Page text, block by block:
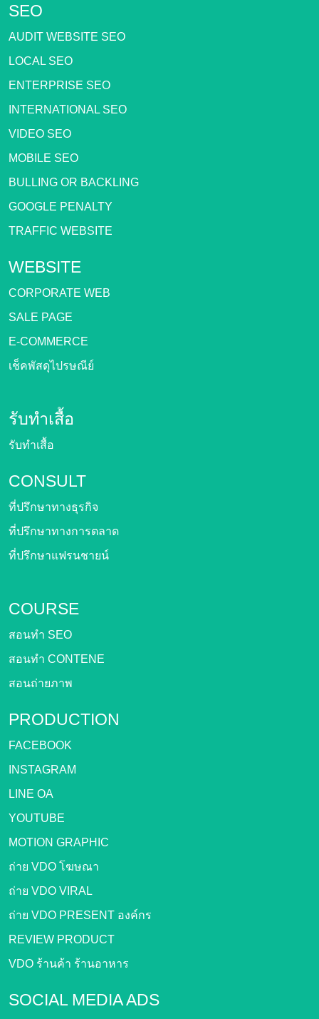
SEO
AUDIT WEBSITE SEO
LOCAL SEO
ENTERPRISE SEO
INTERNATIONAL SEO
VIDEO SEO
MOBILE SEO
BULLING OR BACKLING
GOOGLE PENALTY
TRAFFIC WEBSITE
WEBSITE
CORPORATE WEB
SALE PAGE
E-COMMERCE
เช็คพัสดุไปรษณีย์
รับทำเสื้อ
รับทำเสื้อ
CONSULT
ที่ปรึกษาทางธุรกิจ
ที่ปรึกษาทางการตลาด
ที่ปรึกษาแฟรนชายน์
COURSE
สอนทำ SEO
สอนทำ CONTENE
สอนถ่ายภาพ
PRODUCTION
FACEBOOK
INSTAGRAM
LINE OA
YOUTUBE
MOTION GRAPHIC
ถ่าย VDO โฆษณา
ถ่าย VDO VIRAL
ถ่าย VDO PRESENT องค์กร
REVIEW PRODUCT
VDO ร้านค้า ร้านอาหาร
SOCIAL MEDIA ADS